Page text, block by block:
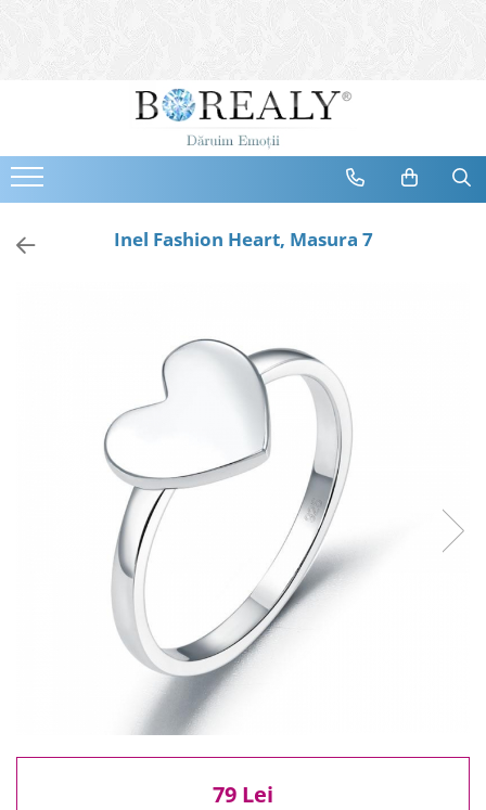
Bijuterii
Cercei
Bratari
Coliere
Bijuterii Copii
Bijuterii Mirese
Cele mai vandute
Cele mai votate
200 Lei - 300 Lei
300 Lei - 500 Lei
Inel Fashion Heart, Masura 7
79 Lei